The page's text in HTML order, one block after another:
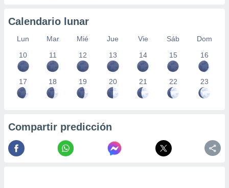
Calendario lunar
Lun Mar Mié Jue Vie Sáb
Dom
10
11 12 13 14 15 16
17 18 19 20 21 22 23
Compartir predicción